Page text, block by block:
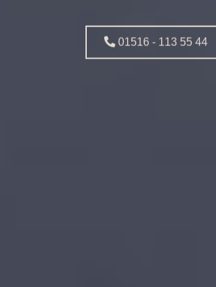
01516 - 113 55 44